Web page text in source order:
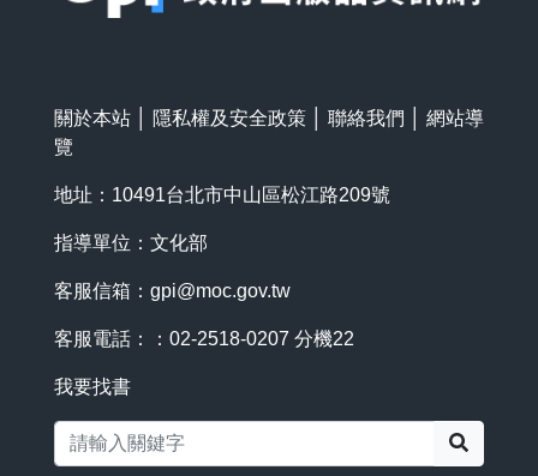
關於本站 隱私權及安全政策 聯絡我們
網站導
覽
地址：10491台北市中山區松江路209號
指導單位：文化部
客服信箱： gpi@moc.gov.tw
客服電話：：02-2518-0207 分機22
我要找書